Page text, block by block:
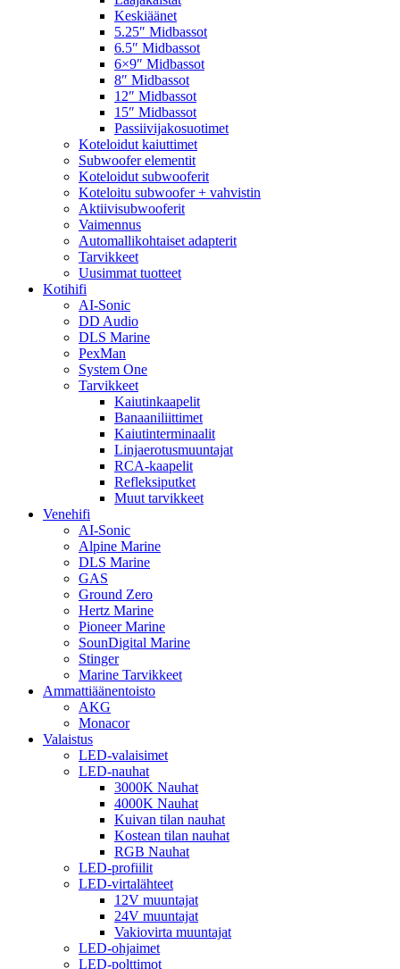
Keskiäänet
5.25″ Midbassot
6.5″ Midbassot
6×9″ Midbassot
8″ Midbassot
12″ Midbassot
15″ Midbassot
Passiivijakosuotimet
Koteloidut kaiuttimet
Subwoofer elementit
Koteloidut subwooferit
Koteloitu subwoofer + vahvistin
Aktiivisubwooferit
Vaimennus
Automallikohtaiset adapterit
Tarvikkeet
Uusimmat tuotteet
Kotihifi
AI-Sonic
DD Audio
DLS Marine
PexMan
System One
Tarvikkeet
Kaiutinkaapelit
Banaaniliittimet
Kaiutinterminaalit
Linjaerotusmuuntajat
RCA-kaapelit
Refleksiputket
Muut tarvikkeet
Venehifi
AI-Sonic
Alpine Marine
DLS Marine
GAS
Ground Zero
Hertz Marine
Pioneer Marine
SounDigital Marine
Stinger
Marine Tarvikkeet
Ammattiäänentoisto
AKG
Monacor
Valaistus
LED-valaisimet
LED-nauhat
3000K Nauhat
4000K Nauhat
Kuivan tilan nauhat
Kostean tilan nauhat
RGB Nauhat
LED-profiilit
LED-virtalähteet
12V muuntajat
24V muuntajat
Vakiovirta muuntajat
LED-ohjaimet
LED-polttimot